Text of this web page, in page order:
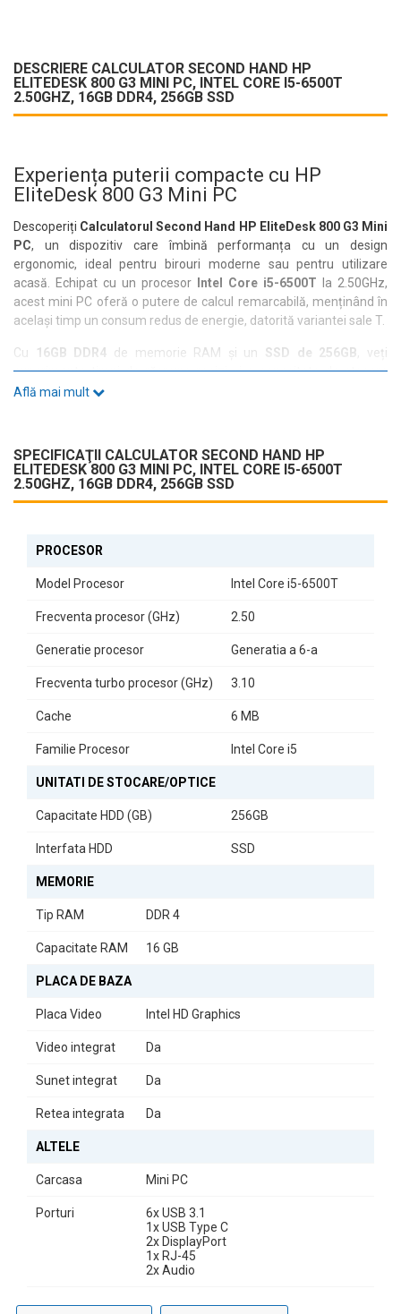
DESCRIERE CALCULATOR SECOND HAND HP
ELITEDESK 800 G3 MINI PC, INTEL CORE I5-6500T
2.50GHZ, 16GB DDR4, 256GB SSD
Experiența puterii compacte cu HP
EliteDesk 800 G3 Mini PC
Descoperiți Calculatorul Second Hand HP EliteDesk 800 G3 Mini
PC, un dispozitiv care îmbină performanța cu un design
ergonomic, ideal pentru birouri moderne sau pentru utilizare
acasă. Echipat cu un procesor
Intel Core i5-6500T la 2.50GHz,
acest mini PC oferă o putere de calcul remarcabilă, menținând în
același timp un consum redus de energie, datorită variantei sale T.
Cu 16GB DDR4 de memorie RAM și un SSD de 256GB , veți
experimenta timpi de răspuns rapizi și o capacitate de stocare
suficientă pentru toate aplicațiile și fișierele dumneavoastră.
care facilitează integrarea cu diverse periferice.
Designul său compact nu doar că economisește spațiu, dar aduce
și un aspect modern biroului dumneavoastră. CuIntel HD
lucrați la proiecte complexe sau vă bucurați de filme, acest mini PC
EliteDesk 800 G3 este pregătit să răspundă nevoilor
dumneavoastră fără a necesita echipamente suplimentare.
Alegeți un calculator care nu doar că îndeplinește cerințele
tehnice, dar și se integrează perfect în stilul dumneavoastră de
Află mai mult
SPECIFICAŢII CALCULATOR SECOND HAND HP
ELITEDESK 800 G3 MINI PC, INTEL CORE I5-6500T
2.50GHZ, 16GB DDR4, 256GB SSD
PROCESOR
Model Procesor Intel Core i5-6500T
Frecventa procesor (GHz) 2.50
Generatie procesor Generatia a 6-a
Frecventa turbo procesor (GHz) 3.10
Cache 6 MB
Familie Procesor Intel Core i5
UNITATI DE STOCARE/OPTICE
Capacitate HDD (GB) 256GB
Interfata HDD SSD
MEMORIE
Tip RAM DDR 4
Capacitate RAM 16 GB
PLACA DE BAZA
Placa Video Intel HD Graphics
Video integrat Da
Sunet integrat Da
Retea integrata Da
ALTELE
Carcasa Mini PC
Porturi
6x USB 3.1
1x USB Type C
2x DisplayPort
1x RJ-45
2x Audio